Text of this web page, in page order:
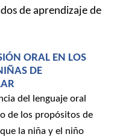
de aprendizaje de
ORAL EN LOS
DE
del lenguaje oral
de los propósitos de
la niña y el niño